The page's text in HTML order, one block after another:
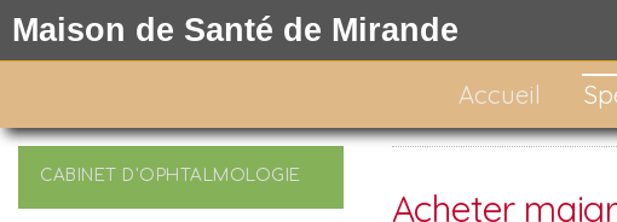
Maison de Santé de Mirande
Accueil
CABINET D'OPHTALMOLOGIE
Acheter